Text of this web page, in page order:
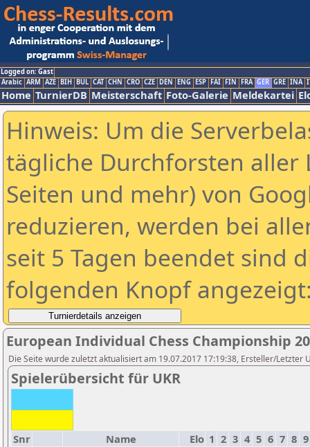
Logged on: Gast
Arabic ARM AZE BIH BUL CAT CHN CRO CZE DEN ENG ESP FAI FIN FRA GER GRE INA
Home TurnierDB Meisterschaft Foto-Galerie Meldekartei
Hinweis: Um die
tägliche Durchforsten aller
Seiten und mehr) von
reduzieren, werden bei
seit 5 Tagen beendet sind
folgenden Knopf
European Individual Chess Championship
Die Seite wurde zuletzt aktualisiert am 19.07.2017 17:19:38, Ersteller/Letzter
Spielerübersicht für UKR
Snr Name Elo 1 2 3 4 5 6 7 8 9